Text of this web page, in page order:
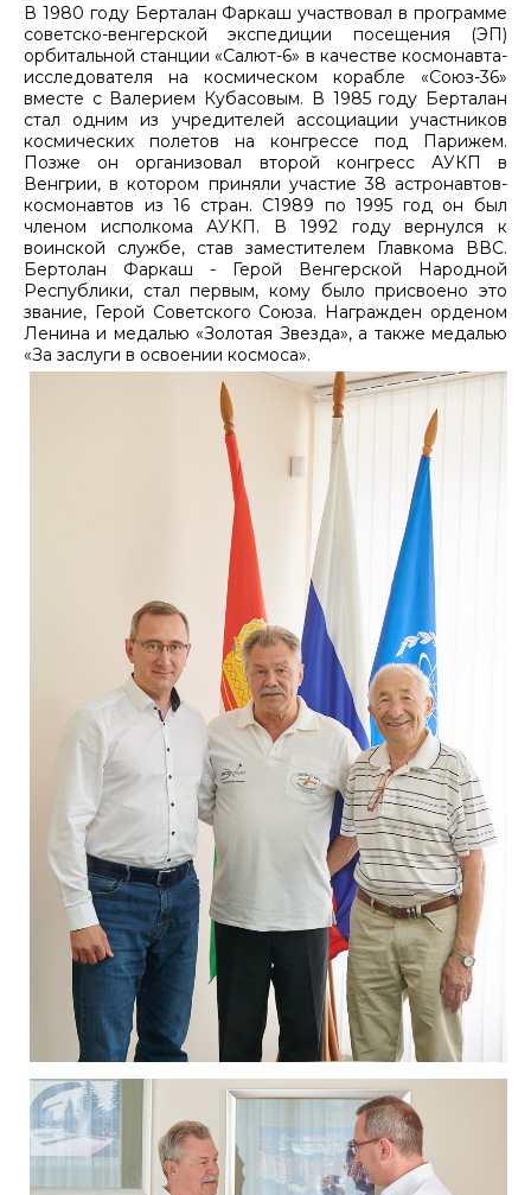
В 1980 году Берталан Фаркаш участвовал в программе
советско-венгерской экспедиции посещения (ЭП)
орбитальной станции «Салют-6» в качестве космонавта-
исследователя на космическом корабле «Союз-36»
вместе с Валерием Кубасовым. В 1985 году Берталан
стал одним из учредителей ассоциации участников
космических полетов на конгрессе под Парижем.
Позже он организовал второй конгресс АУКП в
Венгрии, в котором приняли участие 38 астронавтов-
космонавтов из 16 стран. С1989 по 1995 год он был
членом исполкома АУКП. В 1992 году вернулся к
воинской службе, став заместителем Главкома ВВС.
Бертолан Фаркаш - Герой Венгерской Народной
Республики, стал первым, кому было присвоено это
звание, Герой Советского Союза. Награжден орденом
Ленина и медалью «Золотая Звезда», а также медалью
«За заслуги в освоении космоса».